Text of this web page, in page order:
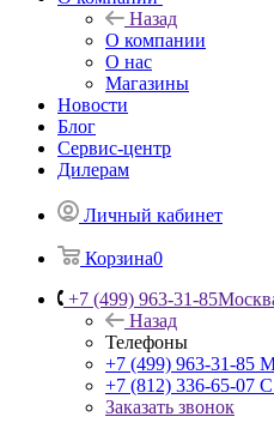
Назад
О компании
О нас
Магазины
Новости
Блог
Сервис-центр
Дилерам
Личный кабинет
Корзина0
+7 (499) 963-31-85
Назад
Телефоны
+7 (499) 963-31-85
+7 (812) 336-65-07
Заказать звонок